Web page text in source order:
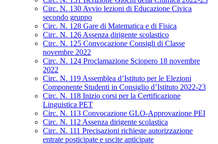
Circ. N. 130 Avvio lezioni di Educazione Civica
secondo gruppo
Circ. N. 128 Gare di Matematica e di Fisica
Circ. N. 126 Assenza dirigente scolastico
Circ. N. 125 Convocazione Consigli di Classe
novembre 2022
Circ. N. 124 Proclamazione Sciopero 18 novembre
2022
Circ. N. 119 Assemblea d’Istituto per le Elezioni
Componente Studenti in Consiglio d’Istituto 2022-23
Circ. N. 118 Inizio corsi per la Certificazione
Linguistica PET
Circ. N. 113 Convocazione GLO-Approvazione PEI
Circ. N. 112 Assenza dirigente scolastica
Circ. N. 111 Precisazioni richieste autorizzazione
entrate posticipate e uscite anticipate